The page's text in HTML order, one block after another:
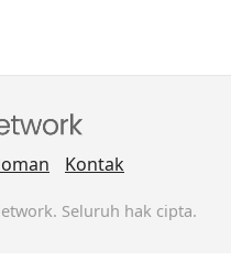
Kontak
Seluruh hak cipta.